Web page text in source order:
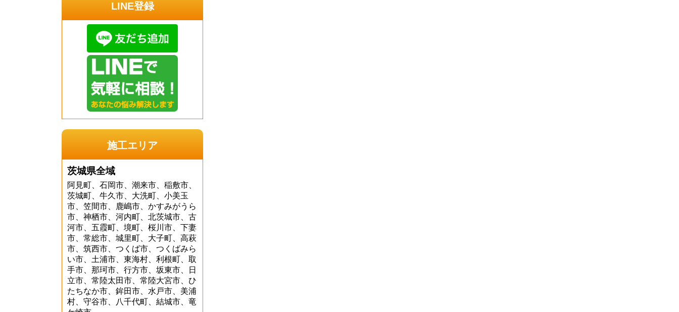
LINE登録
施工エリア
茨城県全域
阿見町、石岡市、潮来市、稲敷市、
茨城町、牛久市、大洗町、小美玉
市、笠間市、鹿嶋市、かすみがうら
市、神栖市、河内町、北茨城市、古
河市、五霞町、境町、桜川市、下妻
市、常総市、城里町、大子町、高萩
市、筑西市、つくば市、つくばみら
い市、土浦市、東海村、利根町、取
手市、那珂市、行方市、坂東市、日
立市、常陸太田市、常陸大宮市、ひ
たちなか市、鉾田市、水戸市、美浦
村、守谷市、八千代町、結城市、竜